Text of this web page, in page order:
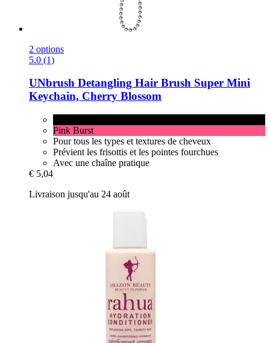
2 options
5.0 (1)
UNbrush Detangling Hair Brush Super Mini
Keychain, Cherry Blossom
Pink Burst
Pour tous les types et textures de cheveux
Prévient les frisottis et les pointes fourchues
Avec une chaîne pratique
€ 5,04
Livraison jusqu'au 24 août